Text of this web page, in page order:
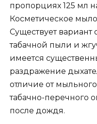
пропорциях 125 мл
Косметическое
Существует
табачной пыли и
имеется
раздражение
отличие от
табачно-перечного
после дождя.